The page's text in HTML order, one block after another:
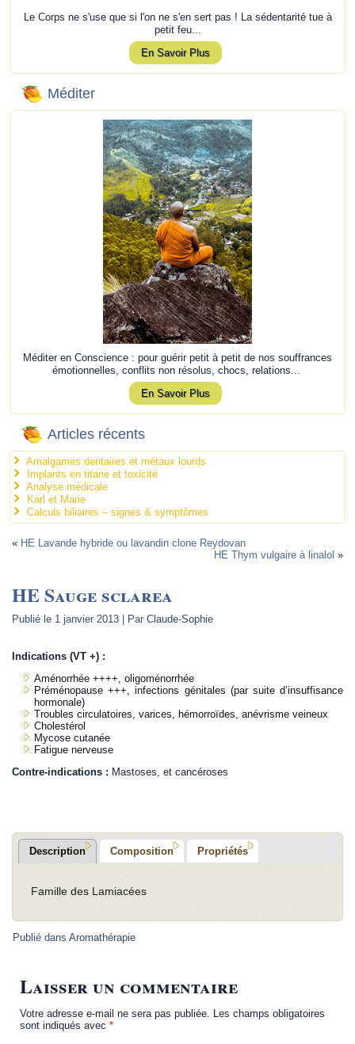
Le Corps ne s'use que si l'on ne s'en sert pas ! La sédentarité tue à
petit feu...
En Savoir Plus
Méditer
Méditer en Conscience : pour guérir petit à petit de nos souffrances
émotionnelles, conflits non résolus, chocs, relations...
En Savoir Plus
Articles récents
Amalgames dentaires et métaux lourds
Implants en titane et toxicité
Analyse médicale
Karl et Marie
Calculs biliaires – signes & symptômes
« HE Lavande hybride ou lavandin clone Reydovan
HE Thym vulgaire à linalol »
HE Sauge sclarea
Publié le 1 janvier 2013 | Par Claude-Sophie
Indications (VT +) :
Aménorrhée ++++, oligoménorrhée
Préménopause +++, infections génitales (par suite d’insuffisance
hormonale)
Troubles circulatoires, varices, hémorroïdes, anévrisme veineux
Cholestérol
Mycose cutanée
Fatigue nerveuse
Contre-indications : Mastoses, et cancéroses
Description Composition Propriétés
Famille des Lamiacées
Publié dans Aromathérapie
Laisser un commentaire
Votre adresse e-mail ne sera pas publiée.
Les champs obligatoires
sont indiqués avec*